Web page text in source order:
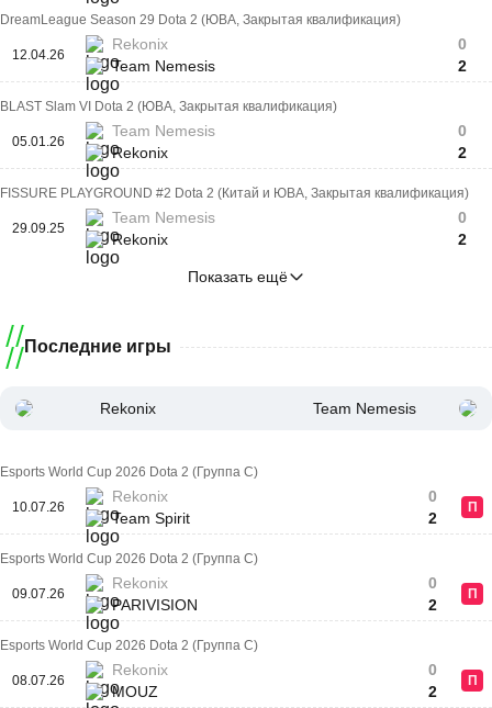
DreamLeague Season 29 Dota 2 (ЮВА, Закрытая квалификация)
12.04.26
Rekonix
Team Nemesis
0
2
BLAST Slam VI Dota 2 (ЮВА, Закрытая квалификация)
05.01.26
Team Nemesis
Rekonix
0
2
FISSURE PLAYGROUND #2 Dota 2 (Китай и ЮВА, Закрытая квалификация)
29.09.25
Team Nemesis
Rekonix
0
2
Показать ещё
Последние игры
Rekonix Team Nemesis
Esports World Cup 2026 Dota 2 (Группа C)
10.07.26
Rekonix
Team Spirit
0
2
П
Esports World Cup 2026 Dota 2 (Группа C)
09.07.26
Rekonix
PARIVISION
0
2
П
Esports World Cup 2026 Dota 2 (Группа C)
08.07.26
Rekonix
MOUZ
0
2
П